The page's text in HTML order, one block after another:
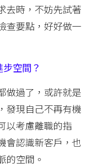
去時，不妨先試著
查要點，好好做一
空間？
做過了，或許就是
發現自己不再有機
以考慮離職的指
會認識新客戶，也
的空間。